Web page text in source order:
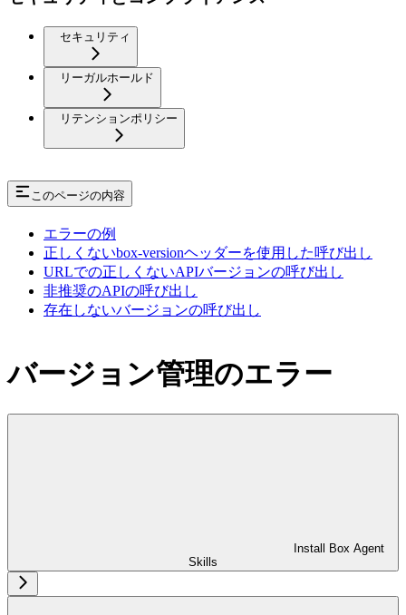
セキュリティ
リーガルホールド
リテンションポリシー
このページの内容
エラーの例
正しくないbox-versionヘッダーを使用した呼び出し
URLでの正しくないAPIバージョンの呼び出し
非推奨のAPIの呼び出し
存在しないバージョンの呼び出し
バージョン管理のエラー
Install Box Agent
Skills